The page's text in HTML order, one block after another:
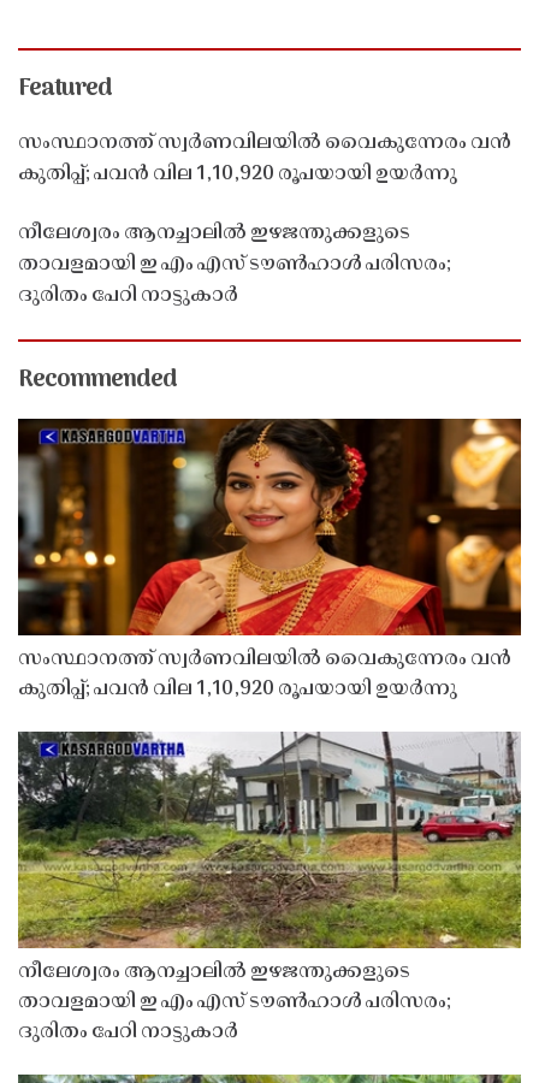
Featured
സംസ്ഥാനത്ത് സ്വർണവിലയിൽ വൈകുന്നേരം വൻ
കുതിപ്പ്; പവൻ വില 1,10,920 രൂപയായി ഉയർന്നു
നീലേശ്വരം ആനച്ചാലിൽ ഇഴജന്തുക്കളുടെ
താവളമായി ഇ എം എസ് ടൗൺഹാൾ പരിസരം;
ദുരിതം പേറി നാട്ടുകാർ
Recommended
സംസ്ഥാനത്ത് സ്വർണവിലയിൽ വൈകുന്നേരം വൻ
കുതിപ്പ്; പവൻ വില 1,10,920 രൂപയായി ഉയർന്നു
നീലേശ്വരം ആനച്ചാലിൽ ഇഴജന്തുക്കളുടെ
താവളമായി ഇ എം എസ് ടൗൺഹാൾ പരിസരം;
ദുരിതം പേറി നാട്ടുകാർ